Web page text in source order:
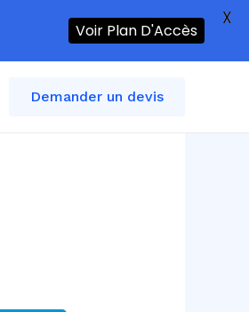
Demander un devis
Voir Plan D'Accès
X